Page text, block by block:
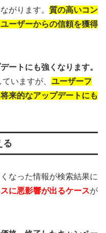
がります。 質の高いコン
ーザーからの信頼を獲得
ートにも強くなります。
いますが、 ユーザーフ
来的なアップデートにも
る
なった情報が検索結果に
に悪影響が出るケースが